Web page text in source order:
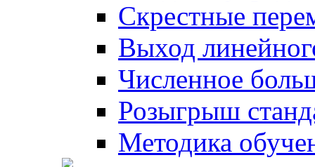
Скрестные
Выход
Численное
Розыгрыш
Методика